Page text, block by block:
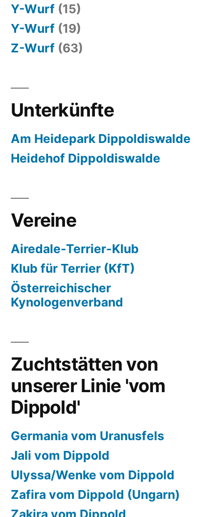
Y-Wurf (15)
Y-Wurf (19)
Z-Wurf (63)
Unterkünfte
Am Heidepark Dippoldiswalde
Heidehof Dippoldiswalde
Vereine
Airedale-Terrier-Klub
Klub für Terrier (KfT)
Österreichischer
Kynologenverband
Zuchtstätten von
unserer Linie 'vom
Dippold'
Germania vom Uranusfels
Jali vom Dippold
Ulyssa/Wenke vom Dippold
Zafira vom Dippold (Ungarn)
Zakira vom Dippold